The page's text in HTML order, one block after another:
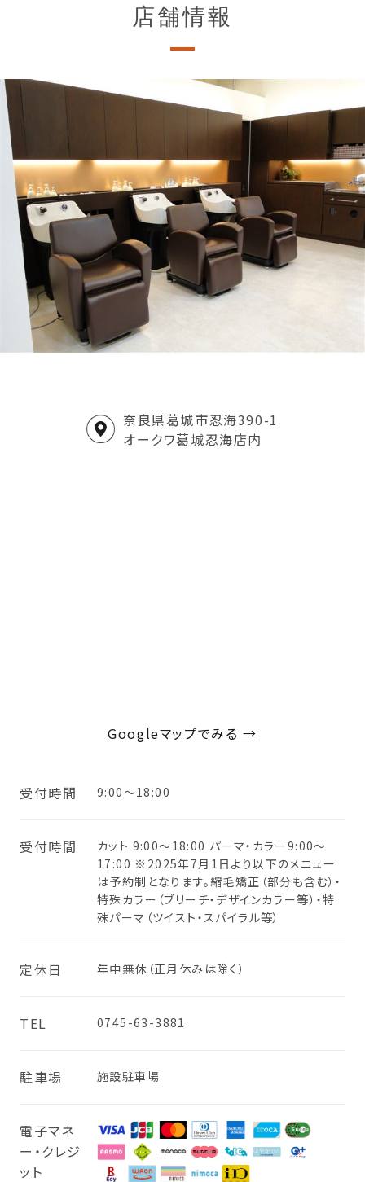
店舗情報
奈良県葛城市忍海390-1
オークワ葛城忍海店内
Googleマップでみる →
受付時間 9:00〜18:00
受付時間
カット 9:00〜18:00 パーマ・カラー9:00〜
17:00 ※2025年7月1日より以下のメニュー
は予約制となります。縮毛矯正（部分も含む）・
特殊カラー（ブリーチ・デザインカラー等）・特
殊パーマ（ツイスト・スパイラル等）
定休日 年中無休（正月休みは除く）
TEL 0745-63-3881
駐車場 施設駐車場
電子マネ
ー・クレジ
ット